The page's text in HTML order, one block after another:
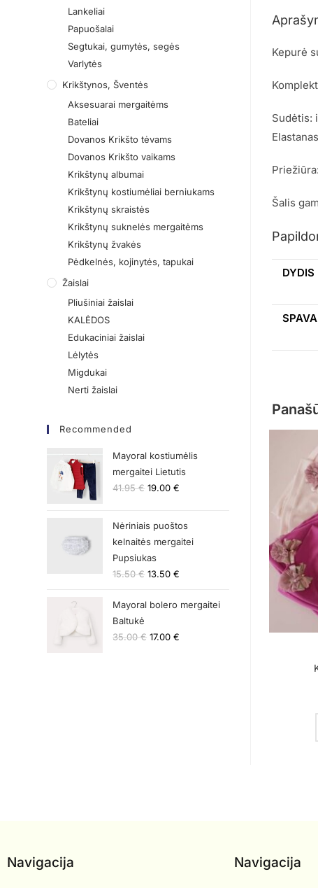
Kepurė
Sudėtis:
Elastanas
Priežiūra:
Šalis
DYDIS
SPAVA
Lankeliai
Papuošalai
Segtukai, gumytės, segės
Varlytės
Krikštynos, Šventės
Aksesuarai mergaitėms
Bateliai
Dovanos Krikšto tėvams
Dovanos Krikšto vaikams
Krikštynų albumai
Krikštynų kostiumėliai berniukams
Krikštynų skraistės
Krikštynų suknelės mergaitėms
Krikštynų žvakės
Pėdkelnės, kojinytės, tapukai
Žaislai
Pliušiniai žaislai
KALĖDOS
Edukaciniai žaislai
Lėlytės
Migdukai
Nerti žaislai
Recommended
Mayoral kostiumėlis
mergaitei Lietutis
41.95€ 19.00€
Nėriniais puoštos
kelnaitės mergaitei
Pupsiukas
15.50€ 13.50€
Mayoral bolero mergaitei
Baltukė
35.00€ 17.00€
Navigacija Navigacija